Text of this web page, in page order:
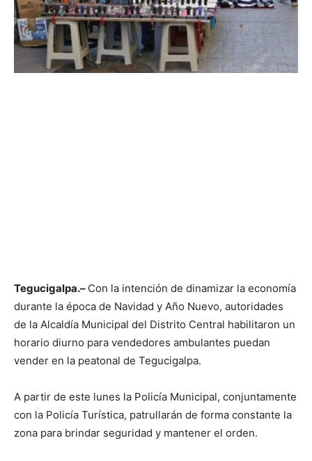
Tegucigalpa.– Con la intención de dinamizar la economía
durante la época de Navidad y Año Nuevo, autoridades
de la Alcaldía Municipal del Distrito Central habilitaron un
horario diurno para vendedores ambulantes puedan
vender en la peatonal de Tegucigalpa.
A partir de este lunes la Policía Municipal, conjuntamente
con la Policía Turística, patrullarán de forma constante la
zona para brindar seguridad y mantener el orden.